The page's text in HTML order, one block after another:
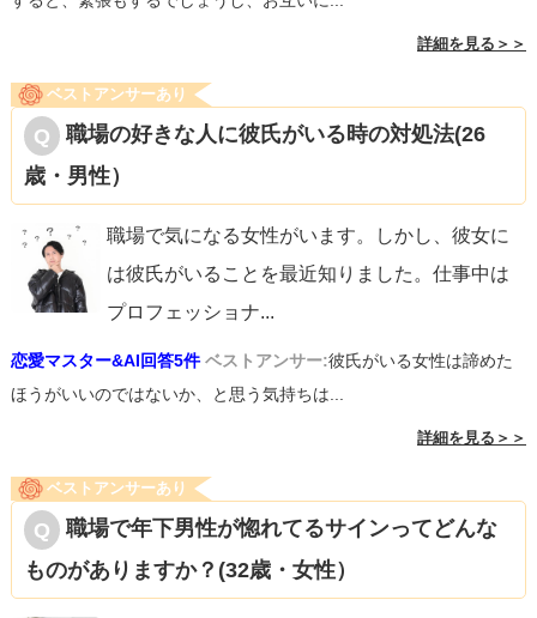
詳細を見る＞＞
ベストアンサーあり
職場の好きな人に彼氏がいる時の対処法(26
歳・男性）
職場で気になる女性がいます。しかし、彼女に
は彼氏がいることを最近知りました。仕事中は
プロフェッショナ...
恋愛マスター&AI回答5件 ベストアンサー:彼氏がいる女性は諦めた
ほうがいいのではないか、と思う気持ちは...
詳細を見る＞＞
ベストアンサーあり
職場で年下男性が惚れてるサインってどんな
ものがありますか？(32歳・女性）